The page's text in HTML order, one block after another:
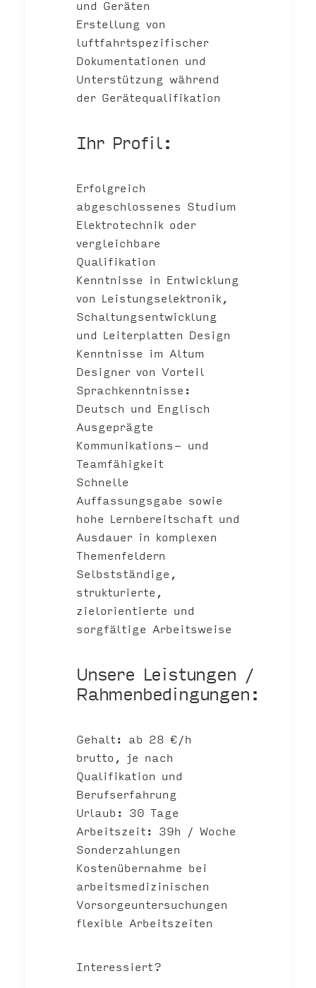
und Geräten
Erstellung von
luftfahrtspezifischer
Dokumentationen und
Unterstützung während
der Gerätequalifikation
Ihr Profil:
Erfolgreich
abgeschlossenes Studium
Elektrotechnik oder
vergleichbare
Qualifikation
Kenntnisse in Entwicklung
von Leistungselektronik,
Schaltungsentwicklung
und Leiterplatten Design
Kenntnisse im Altum
Designer von Vorteil
Sprachkenntnisse:
Deutsch und Englisch
Ausgeprägte
Kommunikations- und
Teamfähigkeit
Schnelle
Auffassungsgabe sowie
hohe Lernbereitschaft und
Ausdauer in komplexen
Themenfeldern
Selbstständige,
strukturierte,
zielorientierte und
sorgfältige Arbeitsweise
Unsere Leistungen /
Rahmenbedingungen:
Gehalt: ab 28 €/h
brutto, je nach
Qualifikation und
Berufserfahrung
Urlaub: 30 Tage
Arbeitszeit: 39h / Woche
Sonderzahlungen
Kostenübernahme bei
arbeitsmedizinischen
Vorsorgeuntersuchungen
flexible Arbeitszeiten
Interessiert?